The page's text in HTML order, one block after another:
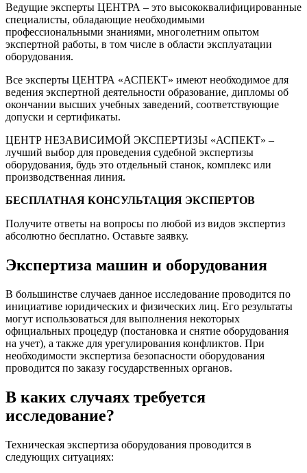
Ведущие эксперты ЦЕНТРА – это высококвалифицированные
специалисты, обладающие необходимыми
профессиональными знаниями, многолетним опытом
экспертной работы, в том числе в области эксплуатации
оборудования.
Все эксперты ЦЕНТРА «АСПЕКТ» имеют необходимое для
ведения экспертной деятельности образование, дипломы об
окончании высших учебных заведений, соответствующие
допуски и сертификаты.
ЦЕНТР НЕЗАВИСИМОЙ ЭКСПЕРТИЗЫ «АСПЕКТ» –
лучший выбор для проведения судебной экспертизы
оборудования, будь это отдельный станок, комплекс или
производственная линия.
БЕСПЛАТНАЯ КОНСУЛЬТАЦИЯ ЭКСПЕРТОВ
Получите ответы на вопросы по любой из видов экспертиз
абсолютно бесплатно. Оставьте заявку.
Экспертиза машин и оборудования
В большинстве случаев данное исследование проводится по
инициативе юридических и физических лиц. Его результаты
могут использоваться для выполнения некоторых
официальных процедур (постановка и снятие оборудования
на учет), а также для урегулирования конфликтов. При
необходимости экспертиза безопасности оборудования
проводится по заказу государственных органов.
В каких случаях требуется
исследование?
Техническая экспертиза оборудования проводится в
следующих ситуациях: